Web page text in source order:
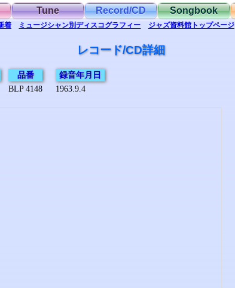
Tune Record/CD Songbook
着 ミュージシャン別ディスコグラフィー ジャズ資料館トップページ
レコード/CD詳細
品番
BLP 4148
録音年月日
1963.9.4